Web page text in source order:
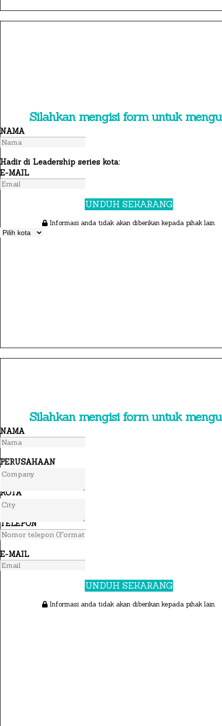
Silahkan mengisi form untuk
NAMA
Hadir di Leadership series kota:
E-MAIL
UNDUH SEKARANG
Informasi anda tidak akan diberikan kepada pihak lain.
Silahkan mengisi form untuk
NAMA
PERUSAHAAN
KOTA
TELEPON
E-MAIL
UNDUH SEKARANG
Informasi anda tidak akan diberikan kepada pihak lain.